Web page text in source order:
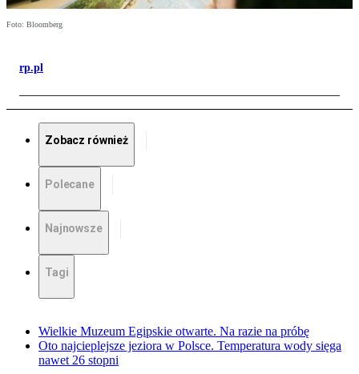
Foto: Bloomberg
rp.pl
Zobacz również
Polecane
Najnowsze
Tagi
Wielkie Muzeum Egipskie otwarte. Na razie na próbę
Oto najcieplejsze jeziora w Polsce. Temperatura wody sięga
nawet 26 stopni